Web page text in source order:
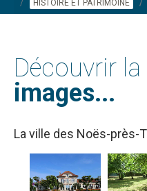
HISTOIRE ET PATRIMOINE
Découvrir la
images...
La ville des Noës-près-